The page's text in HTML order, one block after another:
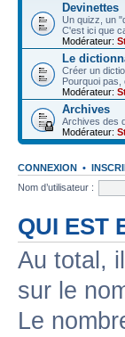
Devinettes
Un quizz, un
C'est ici que
Modérateur:
Le
Créer un
Pourquoi
Modérateur:
Archives
Archives des
Modérateur:
CONNEXION •
Nom d’utilisateur :
QUI EST
Au total,
sur le
Le